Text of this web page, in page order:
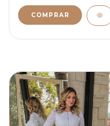
COMPRAR